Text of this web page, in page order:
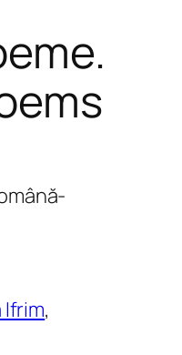
Ifrim